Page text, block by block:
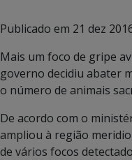
Publicado em 21 dez
Mais um foco de gripe
governo decidiu abater
o número de animais
De acordo com o
ampliou à região
de vários focos